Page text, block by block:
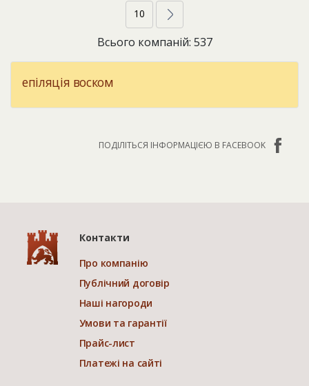
10
Всього компаній: 537
епіляція воском
ПОДІЛІТЬСЯ ІНФОРМАЦІЄЮ В FACEBOOK
Контакти
Про компанію
Публічний договір
Наші нагороди
Умови та гарантії
Прайс-лист
Платежі на сайті